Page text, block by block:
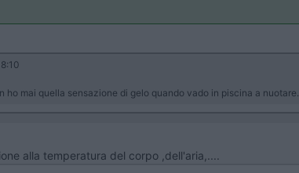
ho mai quella sensazione di gelo quando vado in piscina a nuotare.
alla temperatura del corpo ,dell'aria,....